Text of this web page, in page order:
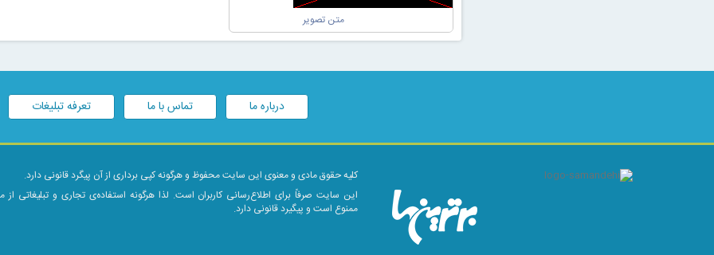
درباره ما تماس با ما تعرفه تبلیغات
کلیه حقوق مادی و معنوی این سایت محفوظ و هرگونه کپی برداری از آن پیگرد قانونی دارد.
این سایت صرفاً برای اطلاع‌رسانی کاربران است. لذا هرگونه استفاده‌ی تجاری و تبلیغاتی از
ممنوع است و پیگیرد قانونی دارد.